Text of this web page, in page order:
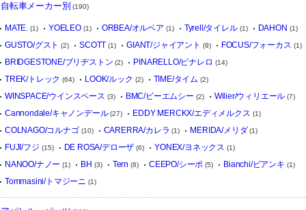
自転車メーカー別 (190)
MATE. (1) YOELEO(1) ORBEA/オルベア (1) Tyrell/タイレル(1) DAHON (1)
GUSTO/グスト (2) SCOTT (1) GIANT/ジャイアント (9) FOCUS/フォーカス (1)
BRIDGESTONE/ブリヂストン (2) PINARELLO/ピナレロ (14)
TREK/トレック (64) LOOK/ルック (2) TIME/タイム (2)
WINSPACE/ウインスペース (3) BMC/ビーエムシー (2) Wilier/ウィリエール (7)
Cannondale/キャノンデール(27) EDDY MERCKX/エディメルクス (1)
COLNAGO/コルナゴ (10) CARERRA/カレラ (1) MERIDA/メリダ (1)
FUJI/フジ (15) DE ROSA/デローザ (6) YONEX/ヨネックス (1)
NANOO/ナノー (1) BH (3) Tern (8) CEEPO/シーポ (5) Bianchi/ビアンキ (1)
Tommasini/トマジーニ (1)